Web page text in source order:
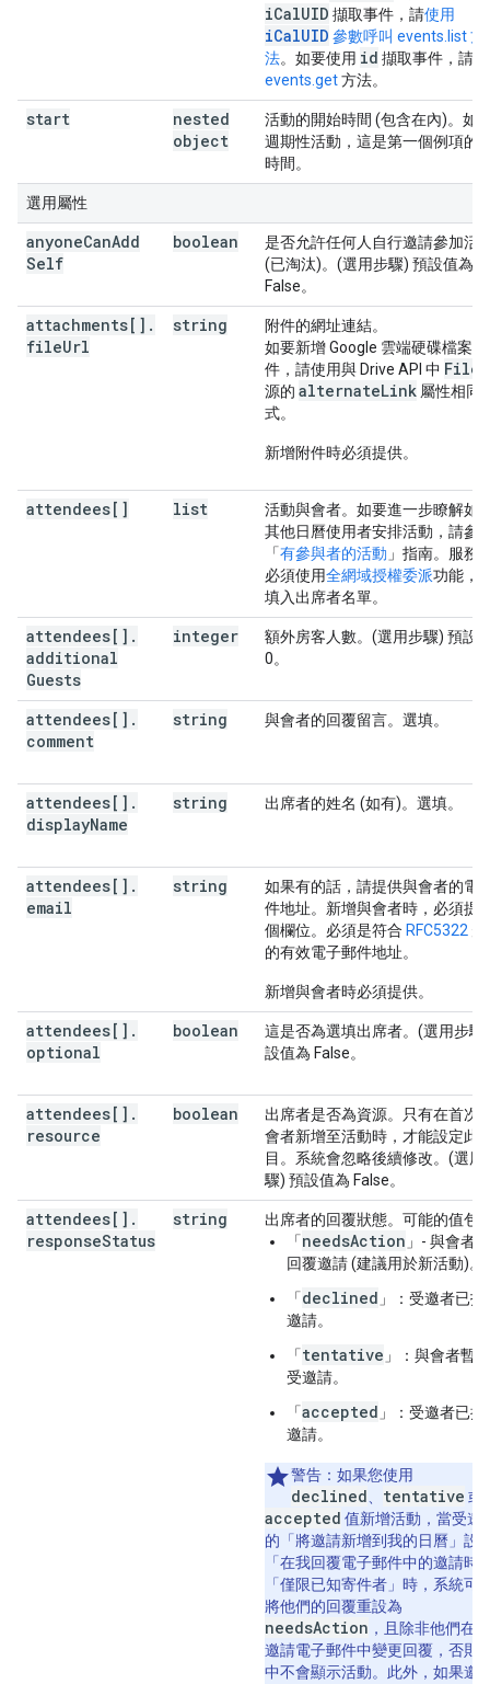
iCalUID 擷取事件，請使用
iCalUID 參數呼叫 events.list 方
法。如要使用 id 擷取事件，請
events.get方法。
start
nested
object
活動的開始時間 (包含在內)。如
週期性活動，這是第一個例項的
時間。
選用屬性
anyoneCanAdd
Self
boolean
是否允許任何人自行邀請參加活
(已淘汰)。(選用步驟) 預設值為
False。
attachments[] .
fileUrl
string
附件的網址連結。
如要新增 Google 雲端硬碟檔案附
件，請使用與 Drive API 中 Files
源的 alternateLink 屬性相同
式。
新增附件時必須提供。
attendees[] list
活動與會者。如要進一步瞭解如
其他日曆使用者安排活動，請參
「有參與者的活動 」指南。服務
必須使用全網域授權委派功能，
填入出席者名單。
attendees[] .
additional
Guests
integer
額外房客人數。(選用步驟) 預設
0。
attendees[] .
comment
string 與會者的回覆留言。選填。
attendees[] .
displayName
string 出席者的姓名 (如有)。選填。
attendees[] .
email
string
如果有的話，請提供與會者的電
件地址。新增與會者時，必須提
個欄位。必須是符合 RFC5322
的有效電子郵件地址。
新增與會者時必須提供。
attendees[] .
optional
boolean
這是否為選填出席者。(選用步驟
設值為 False。
attendees[] .
resource
boolean
出席者是否為資源。只有在首次
會者新增至活動時，才能設定此
目。系統會忽略後續修改。(選用
驟) 預設值為 False。
attendees[] .
responseStatus
string
出席者的回覆狀態。可能的值包
「needsAction 」- 與會者
回覆邀請 (建議用於新活動)。
「declined 」：受邀者已拒
邀請。
「tentative 」：與會者暫
受邀請。
「accepted 」：受邀者已接
邀請。
警告： 如果您使用
declined tentative 或
accepted 值新增活動，當受邀
的「將邀請新增到我的日曆」設
「在我回覆電子郵件中的邀請時
「僅限已知寄件者」時，系統可
將他們的回覆重設為
needsAction ，且除非他們在
邀請電子郵件中變更回覆，否則
中不會顯示活動。此外，如果邀